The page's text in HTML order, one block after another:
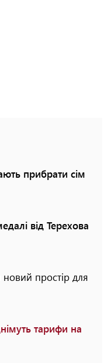
прибрати сім
від Терехова
новий простір для
тарифи на